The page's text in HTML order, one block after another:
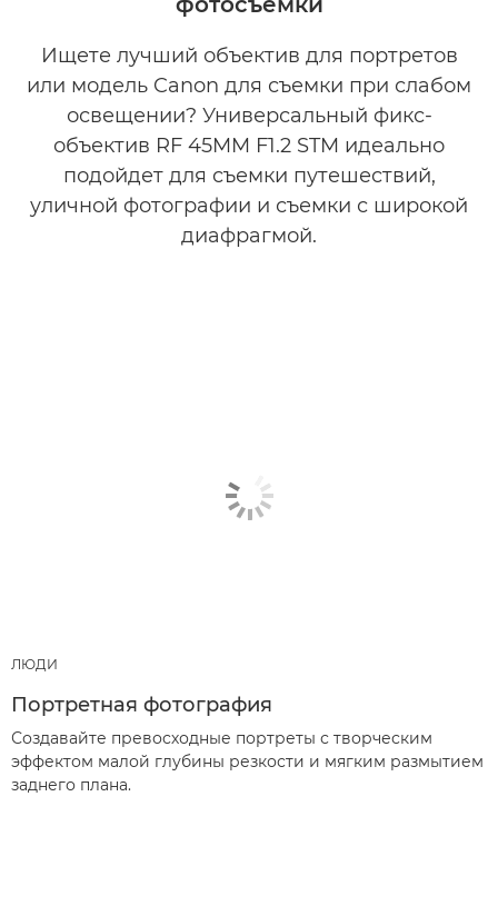
Ищете лучший объектив для портретов
или модель Canon для съемки при слабом
освещении? Универсальный фикс-
объектив RF 45MM F1.2 STM идеально
подойдет для съемки путешествий,
уличной фотографии и съемки с широкой
диафрагмой.
ЛЮДИ
Портретная фотография
Создавайте превосходные портреты с творческим
эффектом малой глубины резкости и мягким размытием
заднего плана.